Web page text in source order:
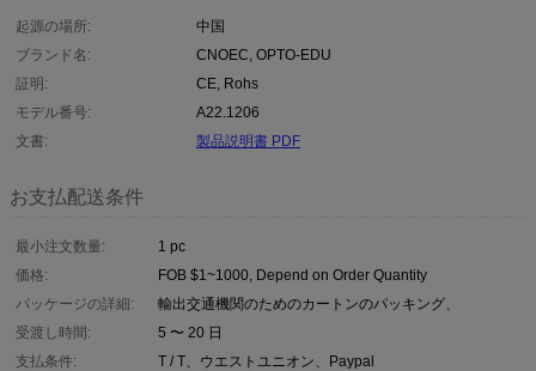
起源の場所:
中国
ブランド名:
CNOEC, OPTO-EDU
証明:
CE, Rohs
モデル番号:
A22.1206
文書:
製品説明書 PDF
お支払配送条件
最小注文数量:
1 pc
価格:
FOB $1~1000, Depend on Order Quantity
パッケージの詳細:
輸出交通機関のためのカートンのパッキング、
受渡し時間:
5 〜 20 日
支払条件:
T / T、ウエストユニオン、Paypal